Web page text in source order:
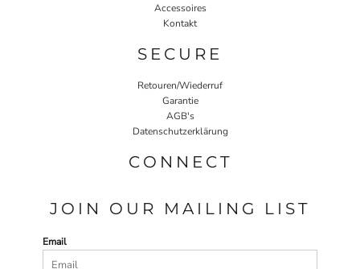
Accessoires
Kontakt
SECURE
Retouren/Wiederruf
Garantie
AGB's
Datenschutzerklärung
CONNECT
JOIN OUR MAILING LIST
Email